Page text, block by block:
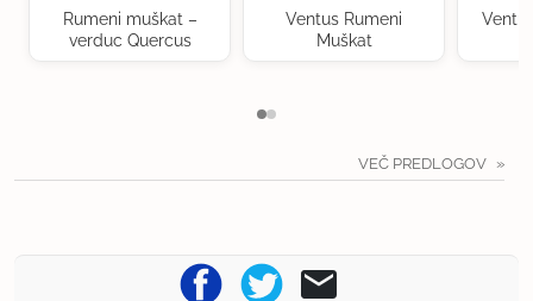
Rumeni muškat –
verduc Quercus
Ventus Rumeni
Muškat
VEČ PREDLOGOV